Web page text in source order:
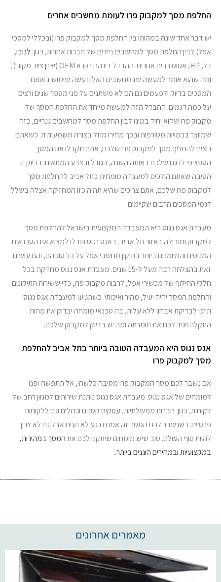
החלפת מסך למקבוק פרו לעומת מחשבים אחרים
יש דבר אחד שונה במהותו בין החלפת מסך למקבוק פרו (ובכללי למסכי
אפל) לבין החלפת מסך למחשבים ניידים של חברות אחרות, כגון: לנובו,
דל, HP, אסוס רבים אחרים. ההבדל בינהם נקרא OEM (יצרן ציוד מקורי),
ומה שהוא אומר למעשה שבמחשבים האלו נעשה שימוש באותם
המסכים בדיוק ולפעמים גם הם לא משתנים על פני מספר שנים ורצים
על כמה דגמים. ההבדל הזה למעשה מייחד את החלפת המסך של
מקבוק פרו שהוא יחיד במינו לבין החלפת מסך למחשבים גנריים, כזה
שמיוצר בכמויות מטורפות ובכך מחירו מוזל בצורה משמעותית. כשאתם
רוצים להחליף מסך למקבוק פרו שלכם, אתם תקבלו את המסך
הספציפי לדגם שלכם באותה השנה, בגודל ובצבע המתאים. בדיוק זו
הסיבה שאתם הולכים למעבדה מומחית בתל אביב להחלפת מסך
למקבוק פרו שלכם, אתם צריכים שהיא תהיה כזו המחזיקה אצלה בשלל
דגמי המסכים הרבים שקיימים.
מעבדת אגס נגוס היא המעבדה המקצועית בישראל להחלפת מסך
למקבוק ומובילה באזור תל אביב. באגס נגוס תוכלו למצוא את הטכנאים
המנוסים והמיומנים ביותר בתיקון מחשבי אפל על כל סוגיהם, והם עושים
זאת בהצלחה רבה מעל ל-15 שנים. מעבדת אגס נגוס מחזיקה בכל
חלקי החילוף של מכשירי אפל, לרבות מקבוק פרו, כדי ששירות התיקונים
והחלפת המסך יהיה יעיל, מהיר ואיכותי. כשתגיעו למעבדת אגס נגוס
תזכו לבדיקת אבחון ללא עלות, בה טכנאי מומחה יבדוק את מהות
התקלה ויגיד לכם את חומרתה ומה יש בדיוק למקבוק שלכם.
אגס נגוס היא המעבדה הטובה ביותר בתל אביב להחלפת
מסך למקבוק פרו
אם נשבר לכם מסך המקבוק פרו מסיבה כלשהי, אל תתפשרו ופנו
למומחים של אגס נגוס. מעבדת אגס נגוס נותנת שירותים למגוון רחב של
לקוחות, כגון: חברות ממשלתיות, עסקים קטנים וגדולים וגם ללקוחות
פרטיים. כשנשבר לכם המסך זה אמנם רגע לא נעים אבל גם לא צריך
להיות סוף העולם. טוב שיש מומחים שיתקנו לכם אתהמסך במהירות,
במקצועיות ובמחירים הוגנים ביותר.
מאמרים אחרונים